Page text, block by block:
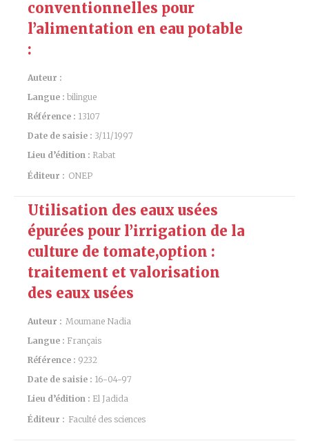
conventionnelles pour
l’alimentation en eau potable
:
Auteur :
Langue : bilingue
Référence : 13107
Date de saisie : 3/11/1997
Lieu d’édition : Rabat
Éditeur : ONEP
Utilisation des eaux usées
épurées pour l’irrigation de la
culture de tomate,option :
traitement et valorisation
des eaux usées
Auteur : Moumane Nadia
Langue : Français
Référence : 9232
Date de saisie : 16-04-97
Lieu d’édition : El Jadida
Éditeur : Faculté des sciences